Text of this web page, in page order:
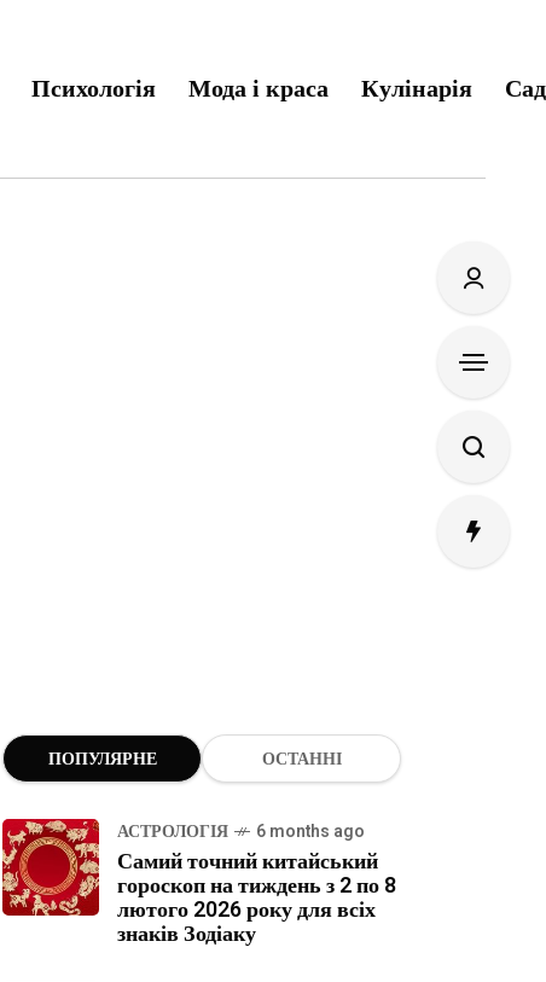
Психологія Мода і краса Кулінарія
ПОПУЛЯРНЕ ОСТАННІ
АСТРОЛОГІЯ 6 months ago
Самий точний китайський
гороскоп на тиждень з 2 по 8
лютого 2026 року для всіх
знаків Зодіаку